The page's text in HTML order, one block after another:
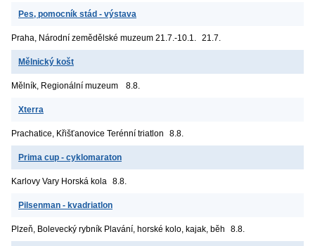
Pes, pomocník stád - výstava
Praha, Národní zemědělské muzeum 21.7.-10.1. 21.7.
Mělnický košt
Mělník, Regionální muzeum 8.8.
Xterra
Prachatice, Křišťanovice Terénní triatlon 8.8.
Prima cup - cyklomaraton
Karlovy Vary Horská kola 8.8.
Pilsenman - kvadriatlon
Plzeň, Bolevecký rybník Plavání, horské kolo, kajak, běh 8.8.